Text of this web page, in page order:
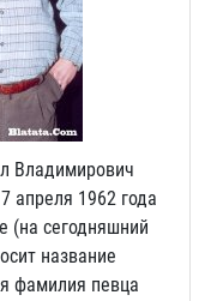
Владимирович
апреля 1962 года
(на сегодняшний
название
фамилия певца